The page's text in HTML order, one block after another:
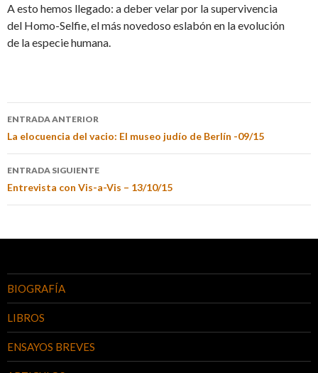
A esto hemos llegado: a deber velar por la supervivencia
del Homo-Selfie, el más novedoso eslabón en la evolución
de la especie humana.
ENTRADA ANTERIOR
La elocuencia del vacio: El museo judío de Berlín -09/15
ENTRADA SIGUIENTE
Entrevista con Vis-a-Vis – 13/10/15
BIOGRAFÍA
LIBROS
ENSAYOS BREVES